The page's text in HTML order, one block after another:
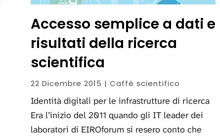
Accesso semplice a dati e
risultati della ricerca
scientifica
22 Dicembre 2015 | Caffè scientifico
Identità digitali per le infrastrutture di ricerca
Era l’inizio del 2011 quando gli IT leader dei
laboratori di EIROforum si resero conto che